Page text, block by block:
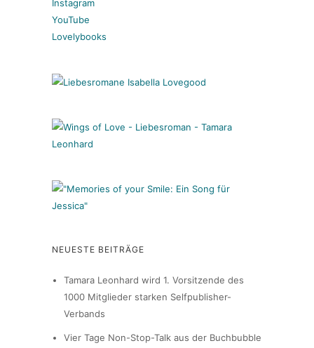
Instagram
YouTube
Lovelybooks
NEUESTE BEITRÄGE
Tamara Leonhard wird 1. Vorsitzende des
1000 Mitglieder starken Selfpublisher-
Verbands
Vier Tage Non-Stop-Talk aus der Buchbubble